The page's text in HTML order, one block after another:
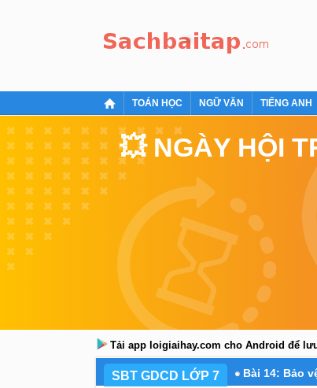
TOÁN HỌC NGỮ VĂN TIẾNG ANH
💥 NGÀY HỘI
Tải app loigiaihay.com cho Android để
SBT GDCD LỚP 7 Bài 14: Bảo